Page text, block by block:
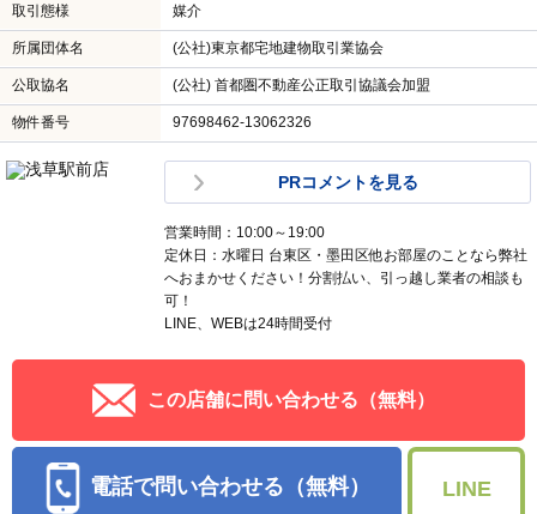
取引態様 媒介
所属団体名 (公社)東京都宅地建物取引業協会
公取協名 (公社) 首都圏不動産公正取引協議会加盟
物件番号 97698462-13062326
PRコメントを見る
営業時間：10:00～19:00
定休日：水曜日 台東区・墨田区他お部屋のことなら弊社
へおまかせください！分割払い、引っ越し業者の相談も
可！
LINE、WEBは24時間受付
この店舗に問い合わせる（無料）
電話で問い合わせる（無料） LINE